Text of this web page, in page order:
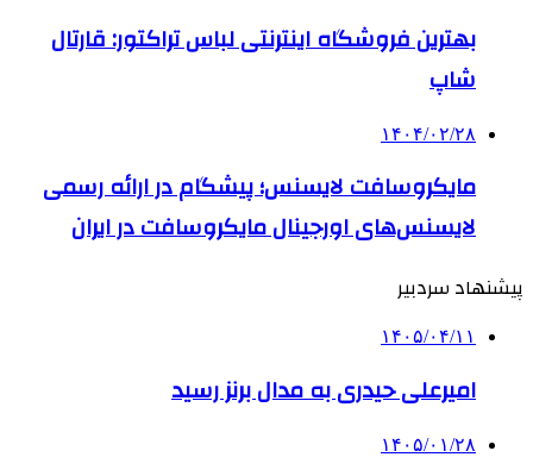
بهترین فروشگاه اینترنتی لباس تراکتور: قارتال
شاپ
۱۴۰۴/۰۲/۲۸
مایکروسافت لایسنس؛ پیشگام در ارائه رسمی
لایسنس‌های اورجینال مایکروسافت در ایران
پیشنهاد سردبیر
۱۴۰۵/۰۴/۱۱
امیرعلی حیدری به مدال برنز رسید
۱۴۰۵/۰۱/۲۸